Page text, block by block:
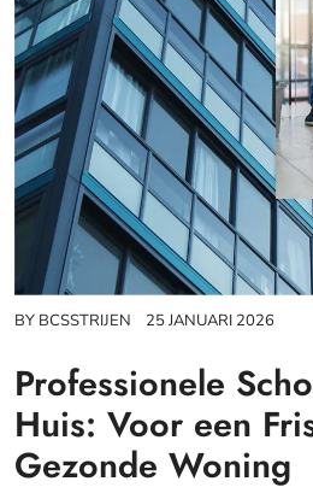
BY BCSSTRIJEN 25 JANUARI 2026
Professionele
Huis: Voor een
Gezonde Woning